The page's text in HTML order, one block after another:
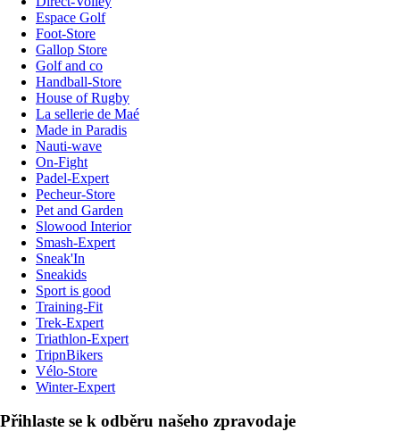
Espace Golf
Foot-Store
Gallop Store
Golf and co
Handball-Store
House of Rugby
La sellerie de Maé
Made in Paradis
Nauti-wave
On-Fight
Padel-Expert
Pecheur-Store
Pet and Garden
Slowood Interior
Smash-Expert
Sneak'In
Sneakids
Sport is good
Training-Fit
Trek-Expert
Triathlon-Expert
TripnBikers
Vélo-Store
Winter-Expert
Přihlaste se k odběru našeho zpravodaje